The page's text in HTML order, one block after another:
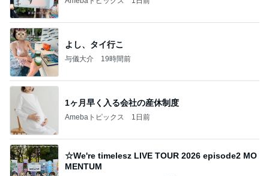
よし、タイ行こ
与儀大介 19時間前
1ヶ月早く入る会社の産休制度
Amebaトピックス 1日前
☆We're timelesz LIVE TOUR 2026 episode2 MO
MENTUM